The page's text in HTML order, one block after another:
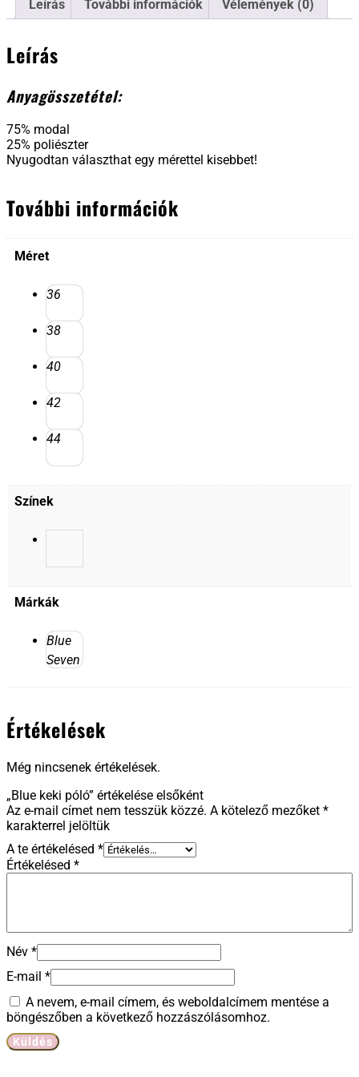
Leírás További információk Vélemények (0)
Leírás
Anyagösszetétel:
75% modal
25% poliészter
Nyugodtan választhat egy mérettel kisebbet!
További információk
Méret
36
38
40
42
44
Színek
Márkák
Blue
Seven
Értékelések
Még nincsenek értékelések.
„Blue keki póló” értékelése elsőként
Az e-mail címet nem tesszük közzé. A kötelező mezőket *
karakterrel jelöltük
A te értékelésed *
Értékelésed *
Név *
E-mail *
A nevem, e-mail címem, és weboldalcímem mentése a
böngészőben a következő hozzászólásomhoz.